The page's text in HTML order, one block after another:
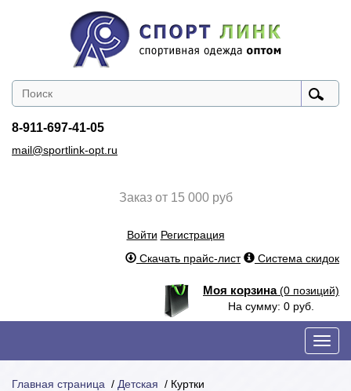
8-911-697-41-05
mail@sportlink-opt.ru
Заказ от 15 000 руб
Войти Регистрация
Скачать прайс-лист
Система скидок
Моя корзина (0 позиций)
На сумму: 0 руб.
Главная страница / Детская / Куртки